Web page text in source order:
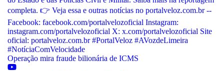
Operação mira fraude bilionária de ICMS